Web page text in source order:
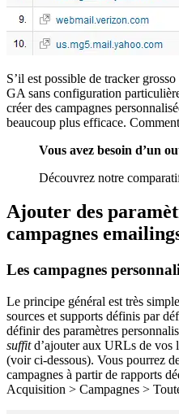
S’il est possible de tracker
GA sans configuration
créer des campagnes
beaucoup plus efficace.
Vous avez besoin d’un
Découvrez notre
Ajouter des
campagnes
Les campagnes
Le principe général est très
sources et supports définis par
définir des paramètres
suffitd’ajouter aux URLs de vos
(voir ci-dessous). Vous pourrez
campagnes à partir de rapports
Acquisition > Campagnes >